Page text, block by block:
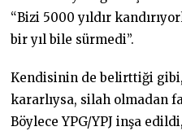
“Bizi 5000 yıldır
bir yıl bile sürmedi”.
Kendisinin de belirttiği
kararlıysa, silah olmadan
Böylece YPG/YPJ inşa